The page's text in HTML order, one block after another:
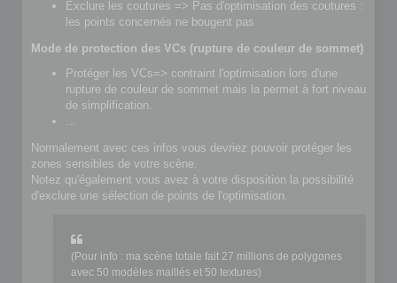
Exclure les coutures => Pas d'optimisation des coutures :
les points concernés ne bougent pas
Mode de protection des VCs (rupture de couleur de sommet)
Protéger les VCs=> contraint l'optimisation lors d'une
rupture de couleur de sommet mais la permet à fort niveau
de simplification.
Normalement avec ces infos vous devriez pouvoir protéger les
zones sensibles de votre scène.
Notez qu'également vous avez à votre disposition la possibilité
d'exclure une sélection de points de l'optimisation.
(Pour info : ma scène totale fait 27 millions de polygones
avec 50 modèles maillés et 50 textures)